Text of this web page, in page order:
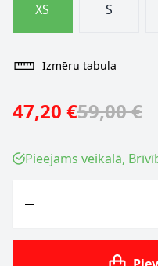
XS S
Izmēru tabula
47,20 €59,00 €
Pieejams veikalā,